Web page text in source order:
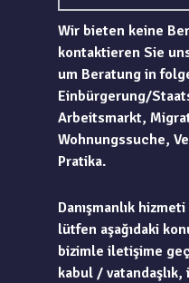
Wir bieten keine
kontaktieren Sie
um Beratung in
Einbürgerung/
Arbeitsmarkt,
Wohnungssuche,
Pratika.
Danışmanlık
lütfen aşağıdaki
bizimle iletişime
kabul / vatandaşlık,